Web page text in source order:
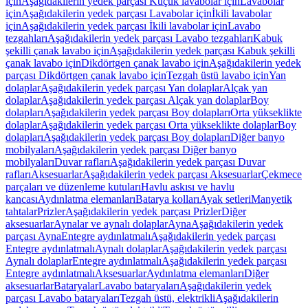
içinAşağıdakilerin yedek parçası Lavabolar içinİkili lavabolar
içinAşağıdakilerin yedek parçası İkili lavabolar içinLavabo
tezgahlarıAşağıdakilerin yedek parçası Lavabo tezgahlarıKabuk
şekilli çanak lavabo içinAşağıdakilerin yedek parçası Kabuk şekilli
çanak lavabo içinDikdörtgen çanak lavabo içinAşağıdakilerin yedek
parçası Dikdörtgen çanak lavabo içinTezgah üstü lavabo içinYan
dolaplarAşağıdakilerin yedek parçası Yan dolaplarAlçak yan
dolaplarAşağıdakilerin yedek parçası Alçak yan dolaplarBoy
dolaplarıAşağıdakilerin yedek parçası Boy dolaplarıOrta yükseklikte
dolaplarAşağıdakilerin yedek parçası Orta yükseklikte dolaplarBoy
dolaplarıAşağıdakilerin yedek parçası Boy dolaplarıDiğer banyo
mobilyalarıAşağıdakilerin yedek parçası Diğer banyo
mobilyalarıDuvar raflarıAşağıdakilerin yedek parçası Duvar
raflarıAksesuarlarAşağıdakilerin yedek parçası AksesuarlarÇekmece
parçaları ve düzenleme kutularıHavlu askısı ve havlu
kancasıAydınlatma elemanlarıBatarya kollarıAyak setleriManyetik
tahtalarPrizlerAşağıdakilerin yedek parçası PrizlerDiğer
aksesuarlarAynalar ve aynalı dolaplarAynaAşağıdakilerin yedek
parçası AynaEntegre aydınlatmalıAşağıdakilerin yedek parçası
Entegre aydınlatmalıAynalı dolaplarAşağıdakilerin yedek parçası
Aynalı dolaplarEntegre aydınlatmalıAşağıdakilerin yedek parçası
Entegre aydınlatmalıAksesuarlarAydınlatma elemanlarıDiğer
aksesuarlarBataryalarLavabo bataryalarıAşağıdakilerin yedek
parçası Lavabo bataryalarıTezgah üstü, elektrikliAşağıdakilerin